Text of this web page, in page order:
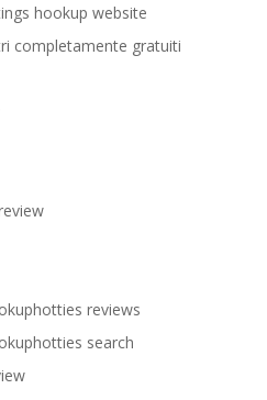
hookup website
completamente gratuiti
reviews
search